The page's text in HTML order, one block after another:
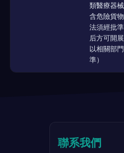
類醫療器
含危險貨
法須經批
后方可開
以相關部
準）
聯系我們